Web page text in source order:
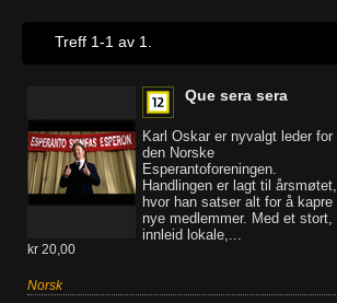
Treff 1-1 av 1.
Que sera sera
Karl Oskar er nyvalgt leder for
den Norske
Esperantoforeningen.
Handlingen er lagt til årsmøtet,
hvor han satser alt for å kapre
nye medlemmer. Med et stort,
innleid lokale,...
kr 20,00
Norsk